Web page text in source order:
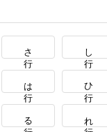
さ行 し行
は行 ひ行
る行 れ行